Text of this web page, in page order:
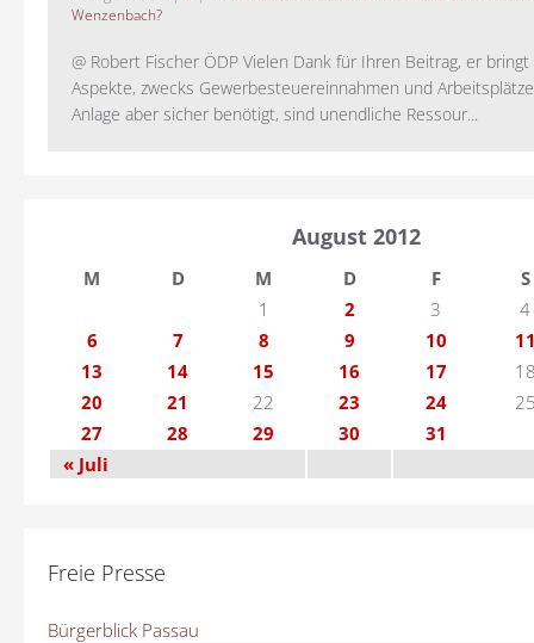
Wenzenbach?
@ Robert Fischer ÖDP Vielen Dank für Ihren Beitrag, er
Aspekte, zwecks Gewerbesteuereinnahmen und
Anlage aber sicher benötigt, sind unendliche Ressour...
August 2012
M D M D F
S
1
2 3
4
6
7 8 9 10
13
14 15 16 17
20
21 22 23 24
27
28 29 30
31
« Juli
Freie Presse
Bürgerblick Passau